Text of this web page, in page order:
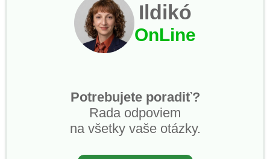
Ildikó
OnLine
Potrebujete poradiť?
Rada odpoviem
na všetky vaše otázky.